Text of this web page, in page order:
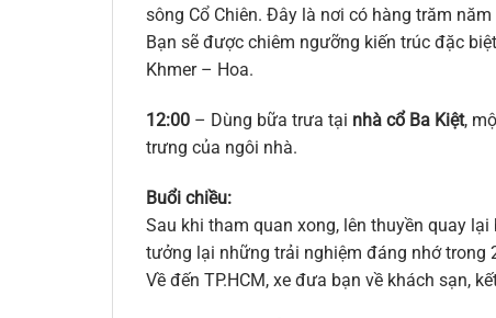
sông Cổ Chiên. Đây là nơi có hàng trăm
Bạn sẽ được chiêm ngưỡng kiến trúc đặc
Khmer – Hoa.
12:00 – Dùng bữa trưa tại nhà cổ Ba Kiệt,
trưng của ngôi nhà.
Buổi chiều:
Sau khi tham quan xong, lên thuyền quay
tưởng lại những trải nghiệm đáng nhớ trong
Về đến TP.HCM, xe đưa bạn về khách sạn,